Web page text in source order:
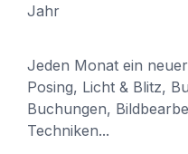
Jahr
Jeden Monat ein
Posing, Licht & Blitz,
Buchungen,
Techniken...